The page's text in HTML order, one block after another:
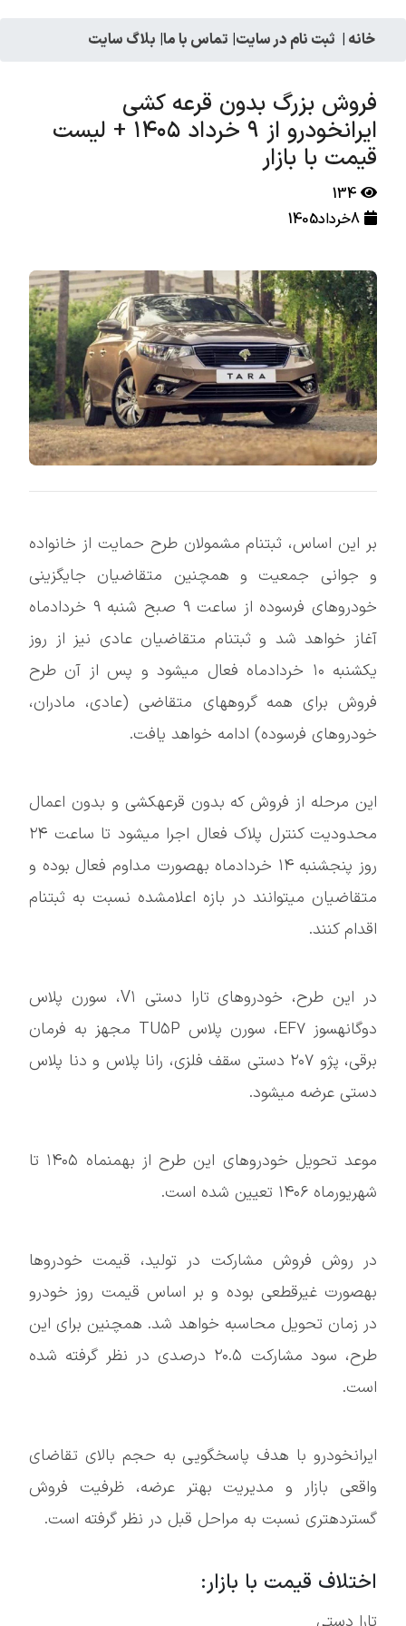
خانه | ثبت نام در سایت| تماس با ما| بلاگ سایت
فروش بزرگ بدون قرعه کشی
ایرانخودرو از ۹ خرداد ۱۴۰۵ + لیست
قیمت با بازار
134
8خرداد1405
بر این اساس، ثبتنام مشمولان طرح حمایت از خانواده
و جوانی جمعیت و همچنین متقاضیان جایگزینی
خودروهای فرسوده از ساعت ۹ صبح شنبه ۹ خردادماه
آغاز خواهد شد و ثبتنام متقاضیان عادی نیز از روز
یکشنبه ۱۰ خردادماه فعال میشود و پس از آن طرح
فروش برای همه گروههای متقاضی (عادی، مادران،
خودروهای فرسوده) ادامه خواهد یافت.
این مرحله از فروش که بدون قرعهکشی و بدون اعمال
محدودیت کنترل پلاک فعال اجرا میشود تا ساعت ۲۴
روز پنجشنبه ۱۴ خردادماه بهصورت مداوم فعال بوده و
متقاضیان میتوانند در بازه اعلامشده نسبت به ثبتنام
اقدام کنند.
در این طرح، خودروهای تارا دستی V۱، سورن پلاس
دوگانهسوز EF۷، سورن پلاس TU۵P مجهز به فرمان
برقی، پژو ۲۰۷ دستی سقف فلزی، رانا پلاس و دنا پلاس
دستی عرضه میشود.
موعد تحویل خودروهای این طرح از بهمنماه ۱۴۰۵ تا
شهریورماه ۱۴۰۶ تعیین شده است.
در روش فروش مشارکت در تولید، قیمت خودروها
بهصورت غیرقطعی بوده و بر اساس قیمت روز خودرو
در زمان تحویل محاسبه خواهد شد. همچنین برای این
طرح، سود مشارکت ۲۰.۵ درصدی در نظر گرفته شده
است.
ایرانخودرو با هدف پاسخگویی به حجم بالای تقاضای
واقعی بازار و مدیریت بهتر عرضه، ظرفیت فروش
گستردهتری نسبت به مراحل قبل در نظر گرفته است.
اختلاف قیمت با بازار: